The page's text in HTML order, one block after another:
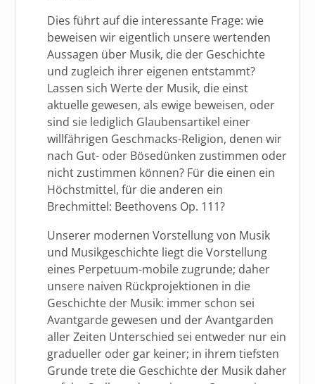
Dies führt auf die interessante Frage: wie
beweisen wir eigentlich unsere wertenden
Aussagen über Musik, die der Geschichte
und zugleich ihrer eigenen entstammt?
Lassen sich Werte der Musik, die einst
aktuelle gewesen, als ewige beweisen, oder
sind sie lediglich Glaubensartikel einer
willfährigen Geschmacks-Religion, denen wir
nach Gut- oder Bösedünken zustimmen oder
nicht zustimmen können? Für die einen ein
Höchstmittel, für die anderen ein
Brechmittel: Beethovens Op. 111?
Unserer modernen Vorstellung von Musik
und Musikgeschichte liegt die Vorstellung
eines Perpetuum-mobile zugrunde; daher
unsere naiven Rückprojektionen in die
Geschichte der Musik: immer schon sei
Avantgarde gewesen und der Avantgarden
aller Zeiten Unterschied sei entweder nur ein
gradueller oder gar keiner; in ihrem tiefsten
Grunde trete die Geschichte der Musik daher